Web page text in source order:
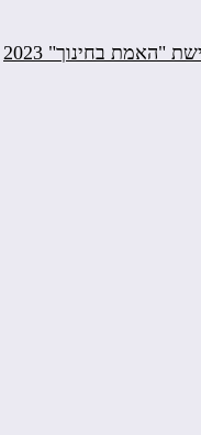
"האמת בחינוך" 2023